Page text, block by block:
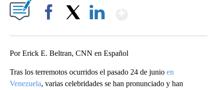
Por Erick E. Beltran, CNN en Español
Tras los terremotos ocurridos el pasado 24 de junio en
Venezuela, varias celebridades se han pronunciado y han